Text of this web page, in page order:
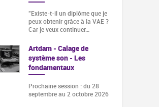
"Existe-t-il un diplôme que je
peux obtenir grâce à la VAE ?
Car je veux continuer…
Artdam - Calage de
système son - Les
fondamentaux
Prochaine session : du 28
septembre au 2 octobre 2026